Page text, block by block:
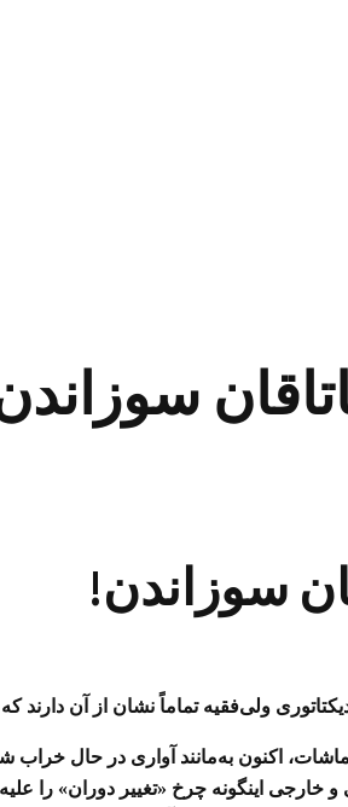
سوزاندن!
ولی‌فقیه تماماً نشان از آن
اکنون به‌مانند آواری در حال
اینگونه چرخ «تغییر دوران» را